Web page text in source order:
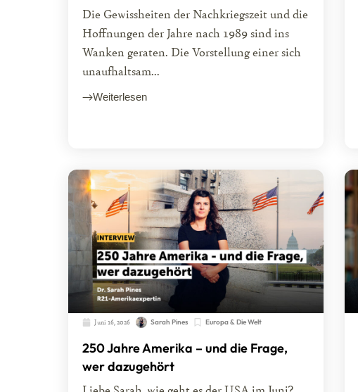
Die Gewissheiten der Nachkriegszeit und die
Hoffnungen der Jahre nach 1989 sind ins
Wanken geraten. Die Vorstellung einer sich
unaufhaltsam...
Weiterlesen
Juni 16, 2026 Sarah Pines Europa & Die Welt
250 Jahre Amerika – und die Frage,
wer dazugehört